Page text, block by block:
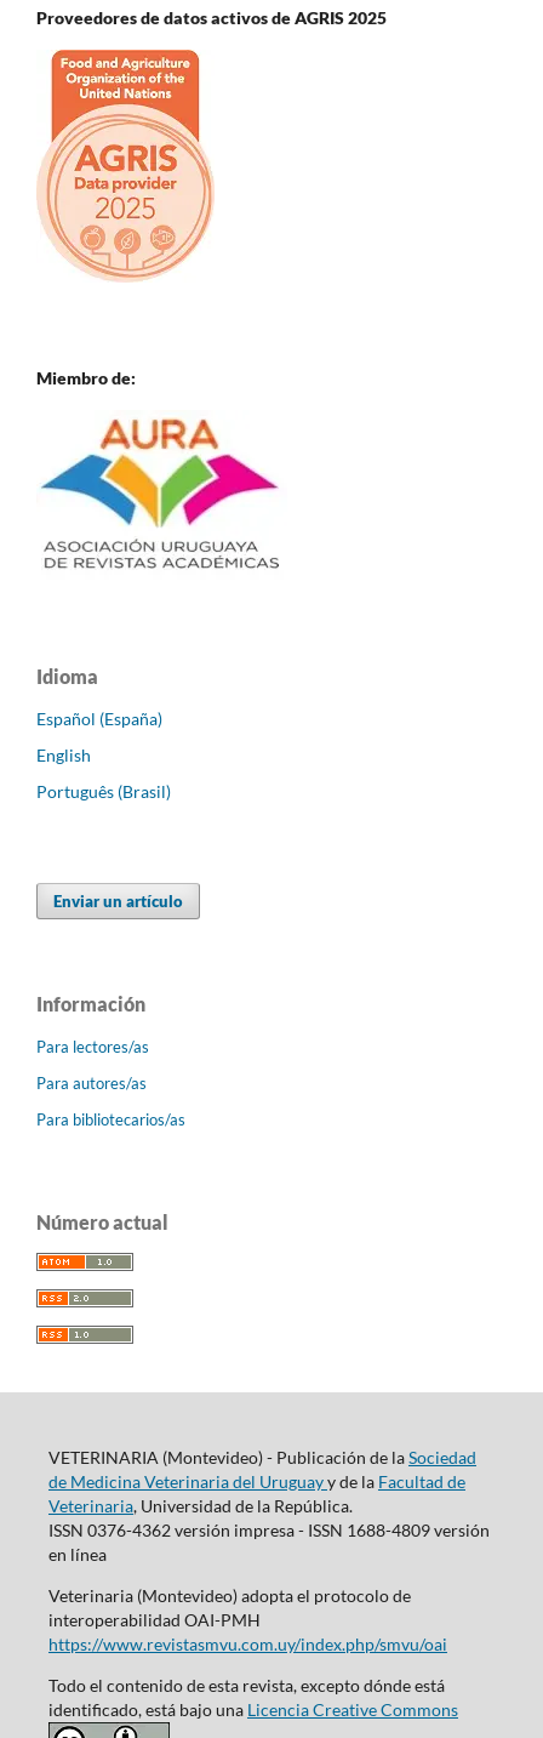
Proveedores de datos activos de AGRIS 2025
Miembro de:
Idioma
Español (España)
English
Português (Brasil)
Enviar un artículo
Información
Para lectores/as
Para autores/as
Para bibliotecarios/as
Número actual
VETERINARIA (Montevideo) - Publicación de laSociedad
de Medicina Veterinaria del Uruguayy de la Facultad de
Veterinaria, Universidad de la República.
ISSN 0376-4362 versión impresa - ISSN 1688-4809 versión
en línea
Veterinaria (Montevideo) adopta el protocolo de
interoperabilidad OAI-PMH
https://www.revistasmvu.com.uy/index.php/smvu/oai
Todo el contenido de esta revista, excepto dónde está
identificado, está bajo una Licencia Creative Commons